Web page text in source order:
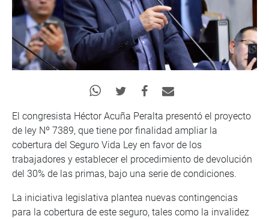
El congresista Héctor Acuña Peralta presentó el proyecto
de ley Nº 7389, que tiene por finalidad ampliar la
cobertura del Seguro Vida Ley en favor de los
trabajadores y establecer el procedimiento de devolución
del 30% de las primas, bajo una serie de condiciones.
La iniciativa legislativa plantea nuevas contingencias
para la cobertura de este seguro, tales como la invalidez